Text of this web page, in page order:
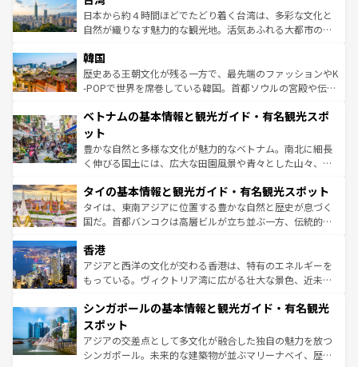
ク、伝統的なフラダンスなど、すべてがハワイの魅力を彩
っている。訪れるたびに新しい発見と感動が待っているハ
はコンテンツ一覧
ク）、タスマニアの美しい原生林やケアンズの熱帯雨林な
ど、見どころがたくさん。また、カフェやワイン、オージ
いる。アクティビティも充実しており、サーフィンやダイ
ビング、ハイキングなど、アウトドア好きにはたまらな
い。オーストラリアの多彩な魅力を存分に味わいつくそ
参照してほしい。
日本から約４時間ほどでたどり着く台湾は、多彩な文化と
自然が織りなす魅力的な観光地。活気あふれる大都市の台
ン）、静ひつな山岳地帯である台湾東部など、都市の喧騒
と山間の静けさが共存しており、訪れる人に新しい発見と
驚きをもたらしてくれる。また、奥深い台湾の食文化も魅
容にもいいと評判のスイーツなど、バラエティ豊かな料理
照してほしい。
韓国
歴史ある王朝文化が残る一方で、最先端のファッションやK
-POPで世界を席巻している韓国。首都ソウルの宮殿や伝統
き、地方に足を延ばせば四季折々の自然美を楽しむことが
できる。そして、キムチや焼肉、絶品のストリートフード
まで、さまざまな韓国料理が待っている。夜には、韓国な
らではのナイトライフも堪能できる。あたたかいホスピタ
わってみてほしい。 なお、新着の韓国情報はコンテンツ一
覧 を参照してほしい。
ベトナムの基本情報と観光ガイド・有名観光スポ
ット
豊かな自然と多様な文化が魅力的なベトナム。南北に細長
く伸びる国土には、広大な田園風景や青々とした山々、世
急速な発展と共に伝統が息づく。ハノイの古い町並みやホ
ーチミン市のフランス統治時代の建物も、独特の雰囲気を
醸し出している。また、バラエティの豊かさとおいしさで
とつ。フォーやバインミー、ベトナムコーヒーなどは、ぜ
ひ現地で味わいたい。どの地域を訪れてもあたたかい人々
が旅行者を迎えてくれるので、きっと忘れられない旅にな
参照してほしい。
タイの基本情報と観光ガイド・有名観光スポット
タイは、東南アジアに位置する豊かな自然と歴史が息づく
国だ。首都バンコクは高層ビルが立ち並ぶ一方、伝統的な
の活気が交差している。北部ではチェンマイなどの山岳地
帯で自然と触れ合い、南部ではプーケットやクラビの美し
いビーチでリゾート気分を楽しむことができる。タイ料理
激する。気候は一年中温暖で、どの季節にも異なる楽しみ
が待っている。親しみやすいタイの人々、仏教を中心とし
た文化、そして多様な観光資源が、訪れる旅人を魅了し続
ける。 なお、新着のタイ情報はコンテンツ一覧を参照して
香港
アジアと西洋の文化が交わる香港は、特有のエネルギーを
もっている。ヴィクトリア湾に広がる壮大な景色、近未来
み、どこを訪れても感動するはず。観光スポットが密集し
ており、効率よく見どころを回れるのも魅力。息をのむよ
うな絶景から文化的な体験まで、香港を存分に楽しみ尽く
そう。 なお、新着の香港情報はコンテンツ一覧を参照して
シンガポールの基本情報と観光ガイド・有名観光
スポット
アジアの交差点として多文化が融合した独自の魅力を放つ
シンガポール。未来的な建築物が並ぶマリーナベイ、歴史